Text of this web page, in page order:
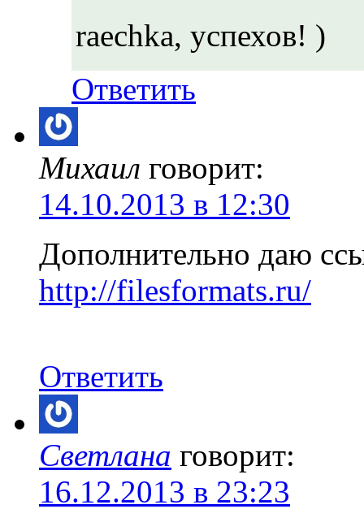
raechka, успехов! )
Ответить
Михаил говорит:
14.10.2013 в 12:30
Дополнительно даю
http://filesformats.ru/
Ответить
Светлана говорит:
16.12.2013 в 23:23